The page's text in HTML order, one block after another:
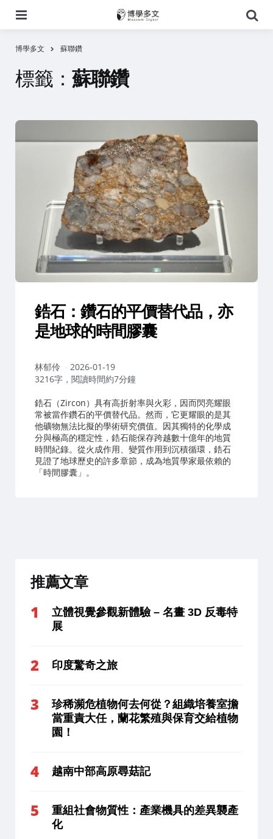
尋
博學多文 蘇聯鑽
標籤： 蘇聯鑽
鋯石：鑽石的平價替代品，亦
是地球的時間膠囊
作
者：
林郁伶
2026-01-19
3216字，閱讀時間約7分鐘
鋯石（Zircon）具有高折射率與火彩，因而閃亮耀眼
常被當作鑽石的平價替代品。然而，它更耀眼的是其
他礦物無法比擬的學術研究價值。因其獨特的化學成
分與極高的穩定性，鋯石能保存跨越數十億年的地質
時間紀錄。從火成作用、變質作用到沉積循環，鋯石
見證了地球歷史的許多章節，成為地質學家最依賴的
「時間膠囊」。
推薦文章
立體視覺參觀新體驗 – 名畫 3D 反毒特
展
印度驚奇之旅
珍稀瀕危植物何去何從？組織培養室擔
當重責大任，蘭花繁殖與保育交給植物
園！
越南中部高原尋菇記
重組社會物質性：產業機具的差異襲產
化